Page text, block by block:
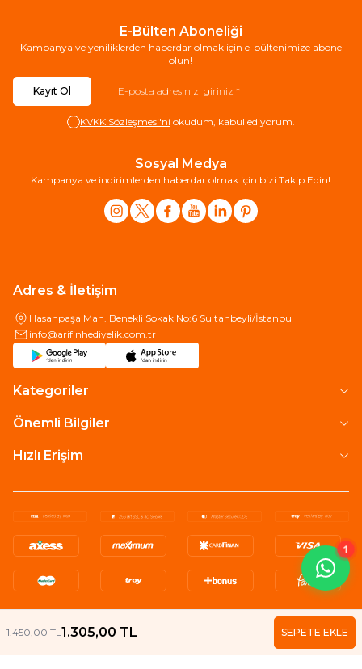
1
1.450,00TL1.305,00 TL SEPETE EKLE
E-Bülten Aboneliği
Kampanya ve yeniliklerden haberdar olmak için e-bültenimize abone
olun!
Kayıt Ol
KVKK Sözleşmesi'ni okudum, kabul ediyorum.
Sosyal Medya
Kampanya ve indirimlerden haberdar olmak için bizi Takip Edin!
Adres & İletişim
Hasanpaşa Mah. Benekli Sokak No:6 Sultanbeyli/İstanbul
info@arifinhediyelik.com.tr
Kategoriler
Önemli Bilgiler
Hızlı Erişim